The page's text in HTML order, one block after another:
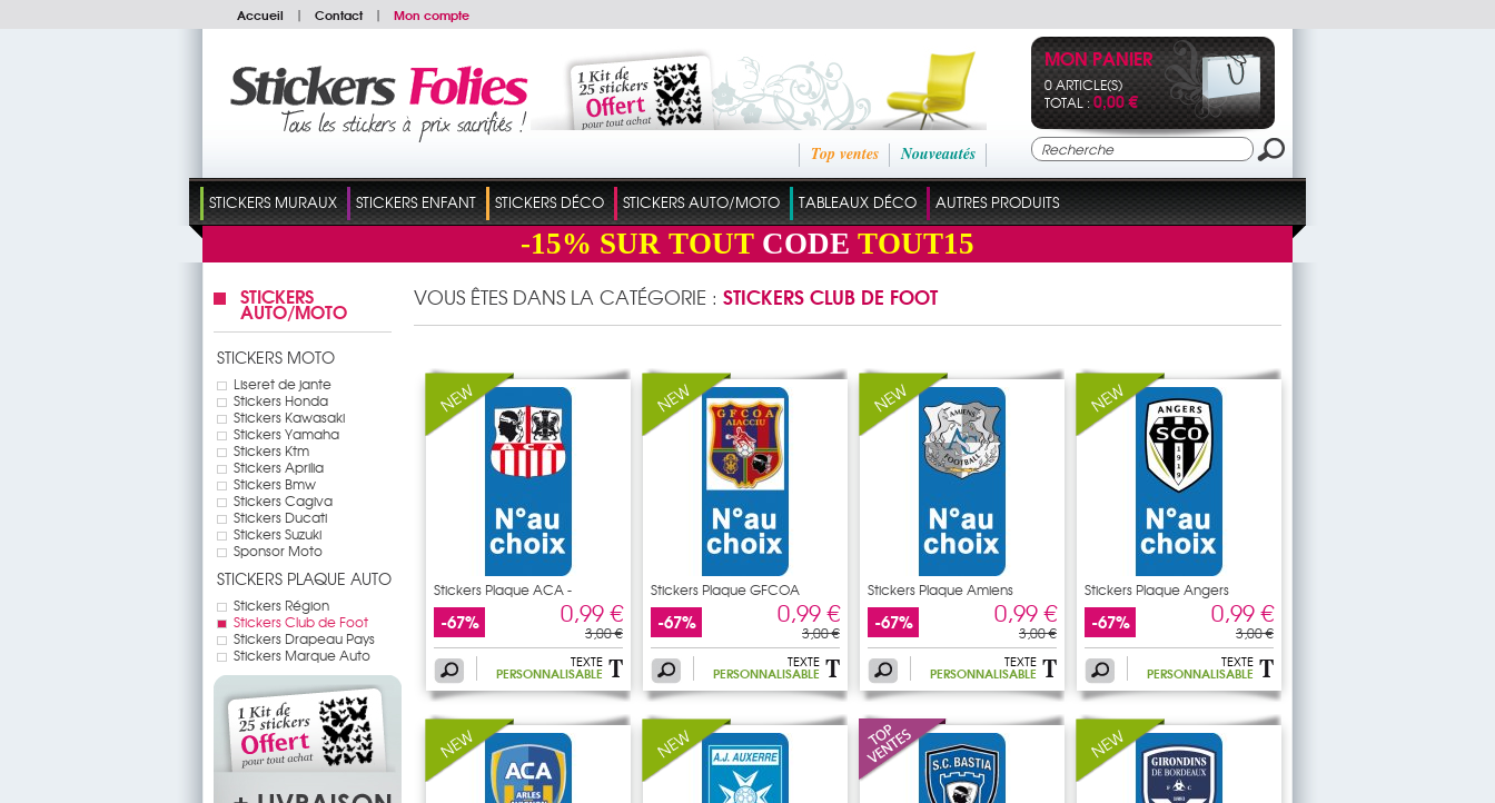
Accueil | Contact | Mon compte
Nouveautés
Top ventes
MON PANIER
0 ARTICLE(S)
TOTAL :0,00 €
STICKERS MURAUX STICKERS ENFANT STICKERS DÉCO STICKERS AUTO/MOTO TABLEAUX DÉCO AUTRES PRODUITS
-15% SUR TOUT CODE TOUT15
STICKERS
AUTO/MOTO
STICKERS MOTO
Liseret de jante
Stickers Honda
Stickers Kawasaki
Stickers Yamaha
Stickers Ktm
Stickers Aprilia
Stickers Bmw
Stickers Cagiva
Stickers Ducati
Stickers Suzuki
Sponsor Moto
STICKERS PLAQUE AUTO
Stickers Région
Stickers Club de Foot
Stickers Drapeau Pays
Stickers Marque Auto
VOUS ÊTES DANS LA CATÉGORIE : STICKERS CLUB DE FOOT
Stickers Plaque ACA -
Ajaccio
-67% 0,99 €
3,00 €
TEXTE
PERSONNALISABLE
Stickers Plaque GFCOA
Ajaccio
-67% 0,99 €
3,00 €
TEXTE
PERSONNALISABLE
Stickers Plaque Amiens
-67% 0,99 €
3,00 €
TEXTE
PERSONNALISABLE
Stickers Plaque Angers
-67% 0,99 €
3,00 €
TEXTE
PERSONNALISABLE